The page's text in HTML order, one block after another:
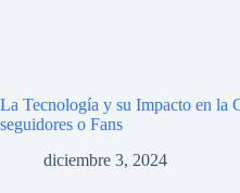
La Tecnología y su Impacto en la
seguidores o Fans
diciembre 3, 2024